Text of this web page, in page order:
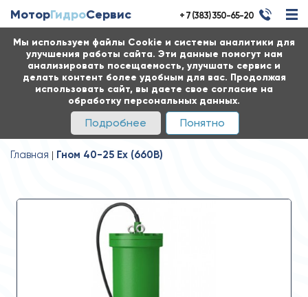
Мы используем файлы Cookie и системы аналитики для
улучшения работы сайта. Эти данные помогут нам
анализировать посещаемость, улучшать сервис и
делать контент более удобным для вас. Продолжая
использовать сайт, вы даете свое согласие на
обработку персональных данных.
Подробнее Понятно
МоторГидроСервис + 7 (383) 350-65-20
Главная Гном 40-25 Ех (660В)